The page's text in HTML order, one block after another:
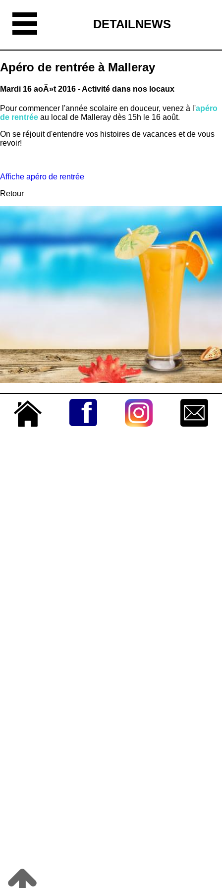
DETAILNEWS
Apéro de rentrée à Malleray
Mardi 16 aoÃ»t 2016 - Activité dans nos locaux
Pour commencer l'année scolaire en douceur, venez à l'apéro
de rentrée au local de Malleray dès 15h le 16 août.
On se réjouit d'entendre vos histoires de vacances et de vous
revoir!
Affiche apéro de rentrée
Retour